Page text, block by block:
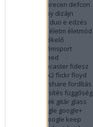
debrecen defcon
digsby dizájn
duo e edzés
életm életmód
évértékelő
extrémsport
feed
fender stratocasterfidesz
firefox2 flickrfloyd
foldershare fordítás
frissítés függőség
geek gitár glass
google google+
google keep